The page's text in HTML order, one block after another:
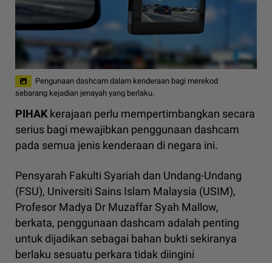
Pengunaan dashcam dalam kenderaan bagi merekod
sebarang kejadian jenayah yang berlaku.
PIHAK kerajaan perlu mempertimbangkan secara
serius bagi mewajibkan penggunaan dashcam
pada semua jenis kenderaan di negara ini.
Pensyarah Fakulti Syariah dan Undang-Undang
(FSU), Universiti Sains Islam Malaysia (USIM),
Profesor Madya Dr Muzaffar Syah Mallow,
berkata, penggunaan dashcam adalah penting
untuk dijadikan sebagai bahan bukti sekiranya
berlaku sesuatu perkara tidak diingini